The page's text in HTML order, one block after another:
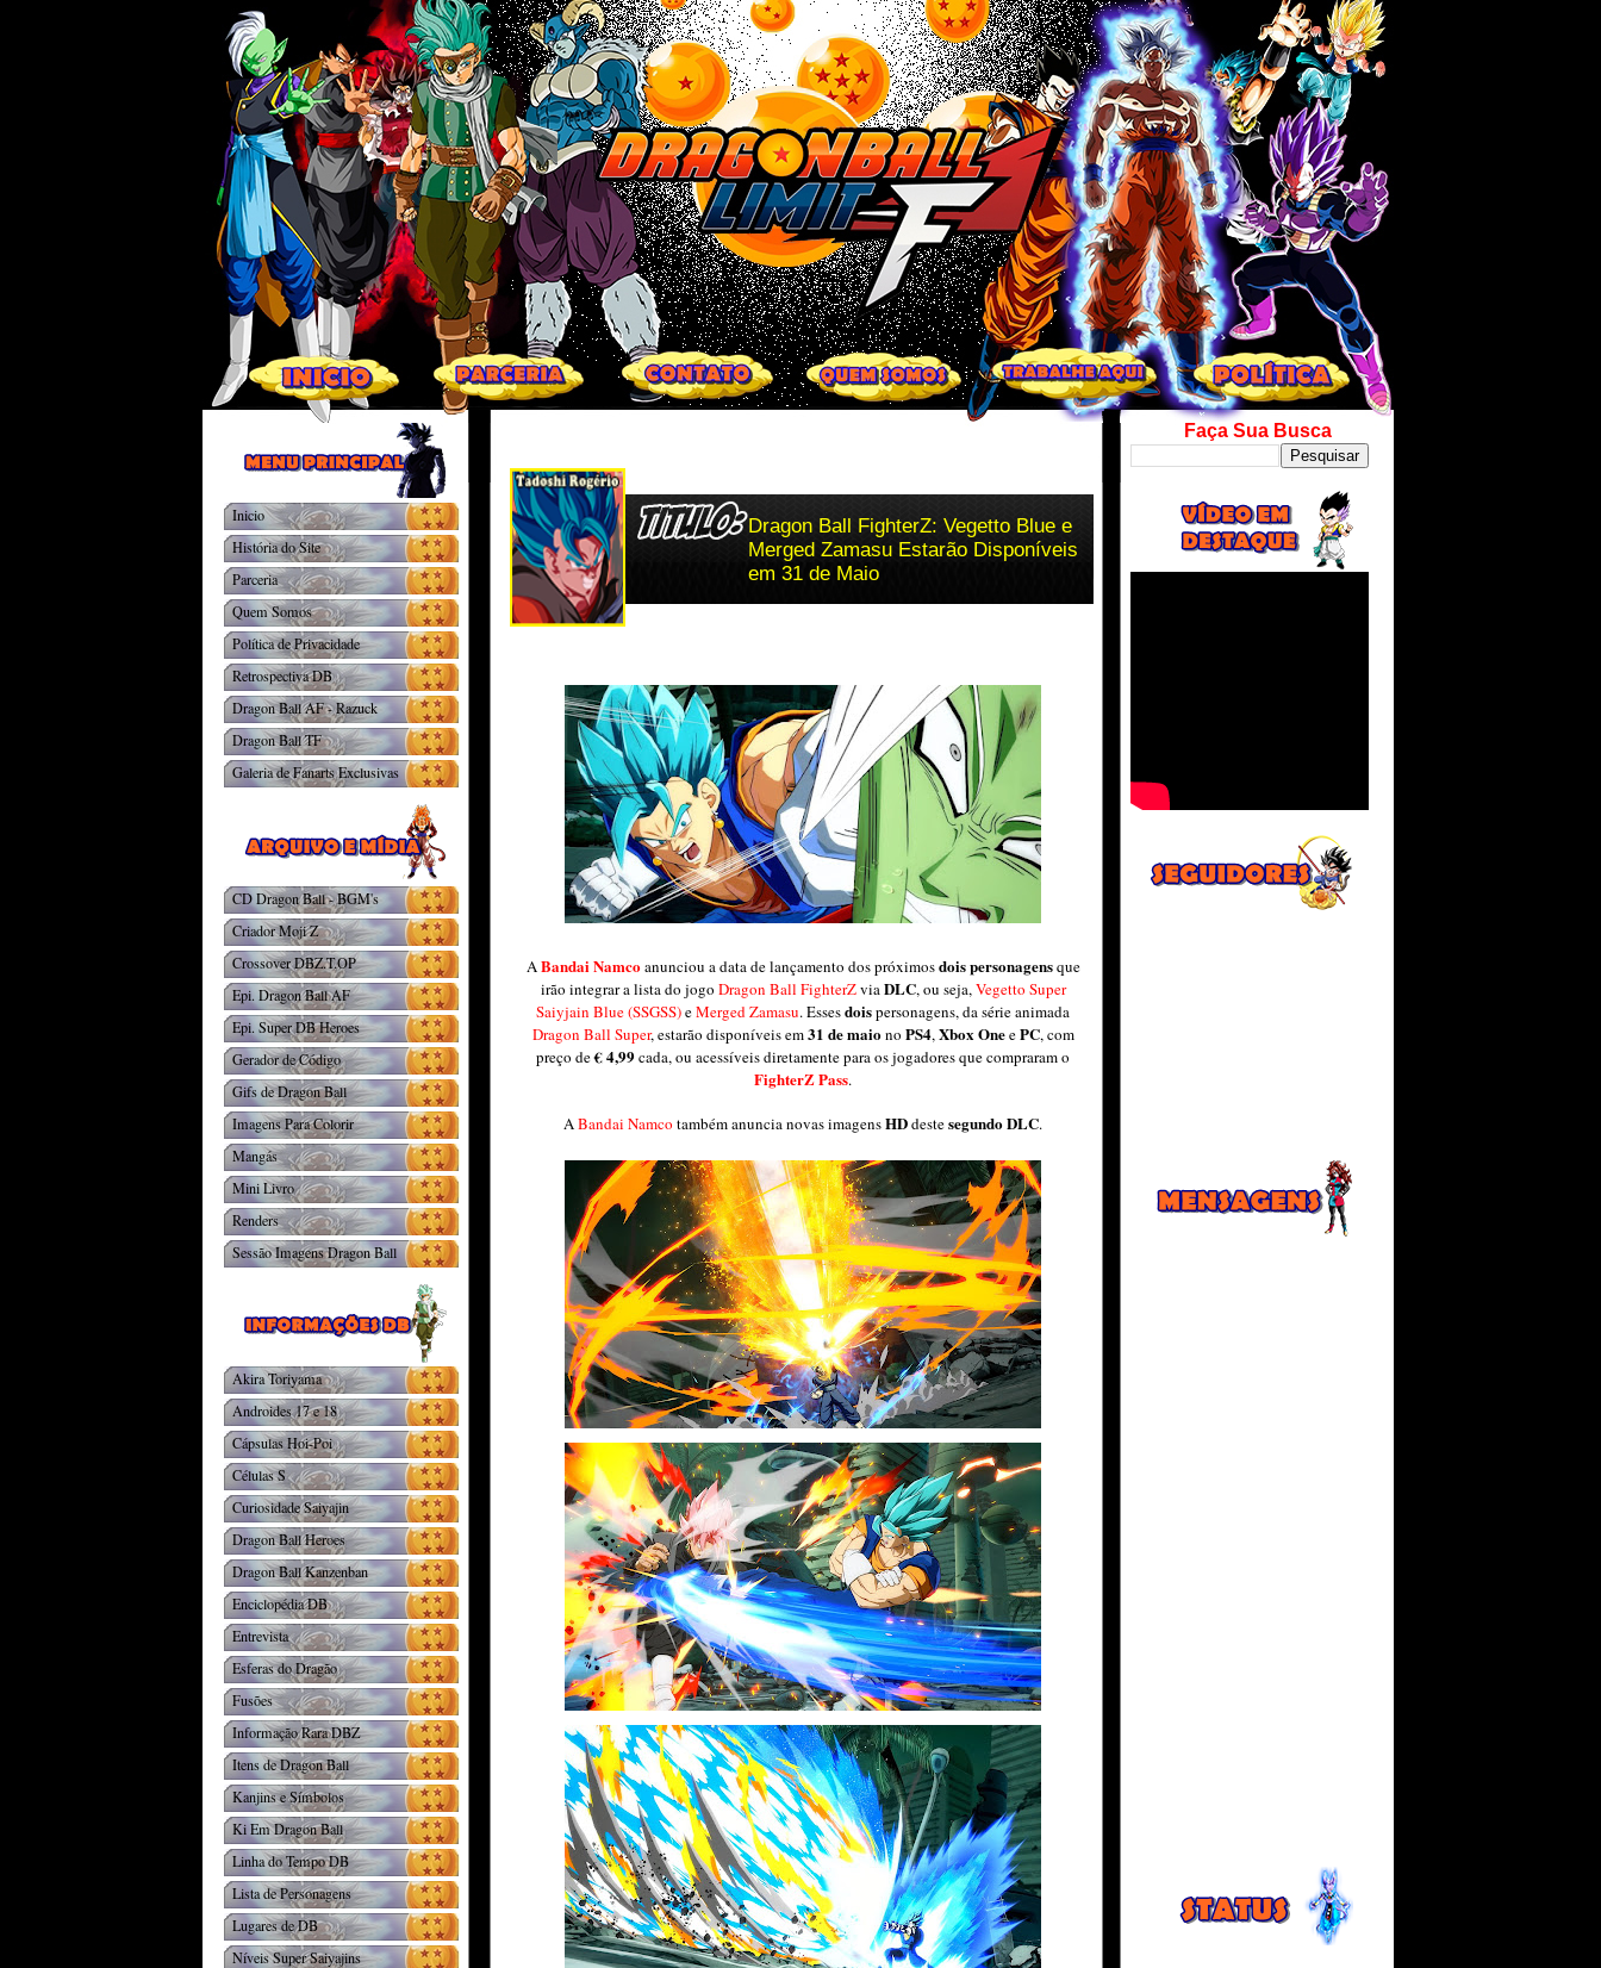
Dragon Ball FighterZ: Vegetto Blue e
Merged Zamasu Estarão Disponíveis
em 31 de Maio
A Bandai Namcoanunciou a data de lançamento dos próximosdois personagensque
irão integrar a lista do jogo Dragon Ball FighterZvia DLC, ou seja, Vegetto Super
Saiyjain Blue (SSGSS)eMerged Zamasu. Essesdoispersonagens, da série animada
Dragon Ball Super, estarão disponíveis em31 de maiono PS4, Xbox OneePC, com
preço de€ 4,99cada, ou acessíveis diretamente para os jogadores que compraram o
FighterZ Pass.
A Bandai Namco também anuncia novas imagensHDdestesegundo DLC.
Inicio
História do Site
Parceria
Quem Somos
Política de Privacidade
Retrospectiva DB
Dragon Ball AF - Razuck
Dragon Ball TF
Galeria de Fanarts Exclusivas
CD Dragon Ball - BGM's
Criador Moji Z
Crossover DBZ.T.OP
Epi. Dragon Ball AF
Epi. Super DB Heroes
Gerador de Código
Gifs de Dragon Ball
Imagens Para Colorir
Mangás
Mini Livro
Renders
Sessão Imagens Dragon Ball
Akira Toriyama
Androides 17 e 18
Cápsulas Hoi-Poi
Células S
Curiosidade Saiyajin
Dragon Ball Heroes
Dragon Ball Kanzenban
Enciclopédia DB
Entrevista
Esferas do Dragão
Fusões
Informação Rara DBZ
Itens de Dragon Ball
Kanjins e Símbolos
Ki Em Dragon Ball
Linha do Tempo DB
Lista de Personagens
Lugares de DB
Níveis Super Saiyajins
Faça Sua Busca